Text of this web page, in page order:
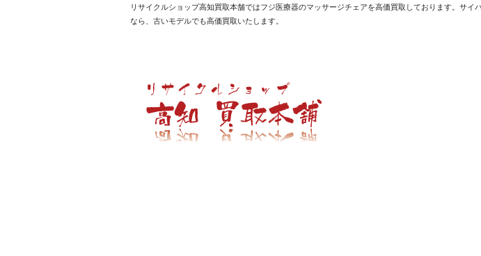
リサイクルショップ高知買取本舗ではフジ医療器のマッサージチェアを高価買取しております。サ
なら、古いモデルでも高価買取いたします。